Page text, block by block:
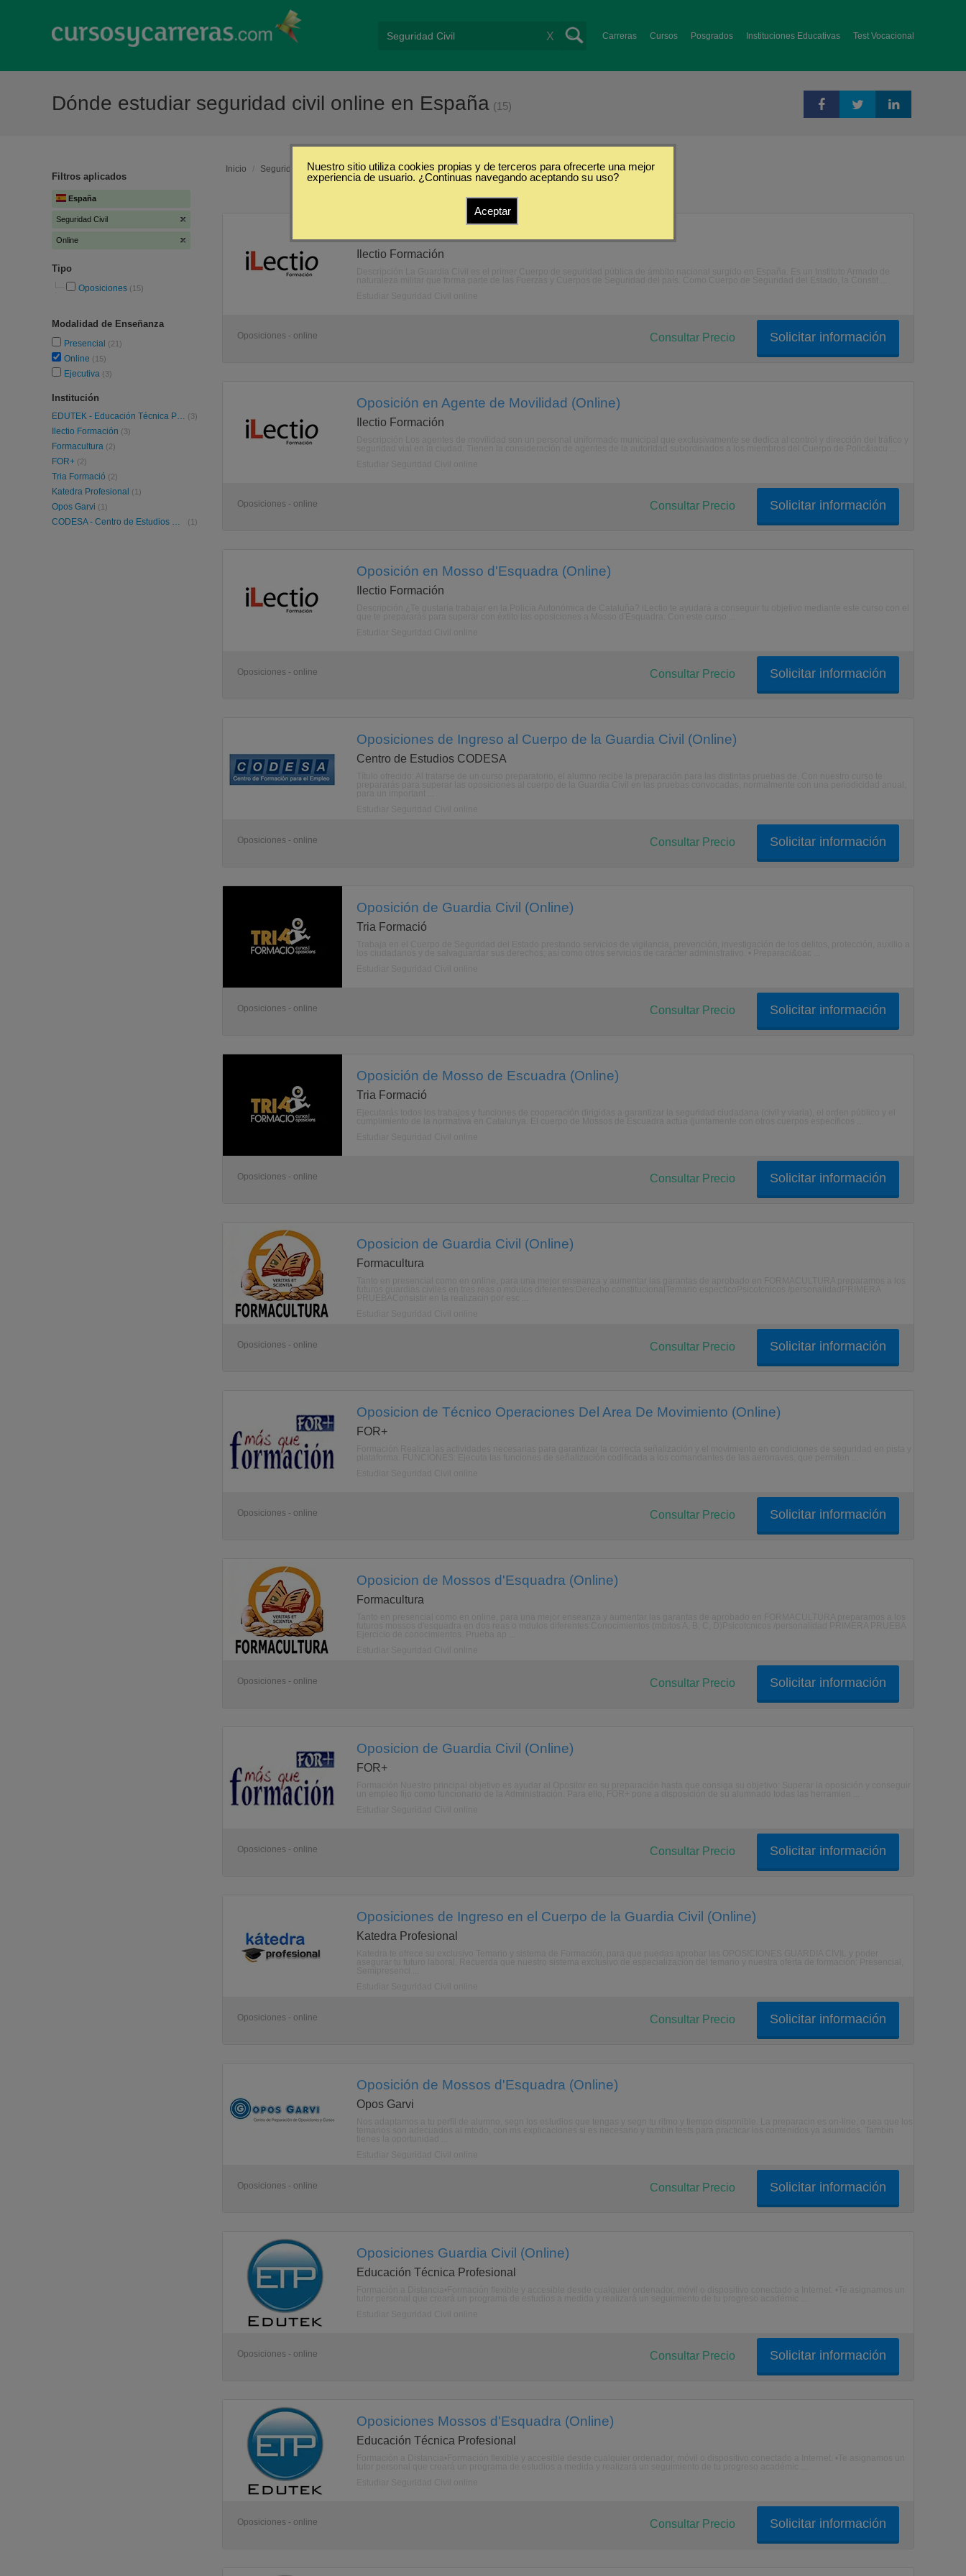
Carreras Cursos Posgrados Instituciones Educativas Test Vocacional
X
Dónde estudiar seguridad civil online en España (15)
Filtros aplicados
España
Seguridad Civil
Online
Tipo
Oposiciones (15)
Modalidad de Enseñanza
Presencial (21)
Online (15)
Ejecutiva (3)
Institución
EDUTEK - Educación Técnica Profesional (3)
Ilectio Formación (3)
Formacultura (2)
FOR+ (2)
Tria Formació (2)
Katedra Profesional (1)
Opos Garvi (1)
CODESA - Centro de Estudios CODESA (1)
Inicio / Seguridad Civil / Online
Ilectio Formación
Oposiciones - online Solicitar información
Consultar Precio
Oposición en Agente de Movilidad (Online)
Ilectio Formación
Oposiciones - online Solicitar información
Consultar Precio
Oposición en Mosso d'Esquadra (Online)
Ilectio Formación
Oposiciones - online Solicitar información
Consultar Precio
Oposiciones de Ingreso al Cuerpo de la Guardia Civil (Online)
Centro de Estudios CODESA
Oposiciones - online Solicitar información
Consultar Precio
Oposición de Guardia Civil (Online)
Tria Formació
Oposiciones - online Solicitar información
Consultar Precio
Oposición de Mosso de Escuadra (Online)
Tria Formació
Oposiciones - online Solicitar información
Consultar Precio
Oposicion de Guardia Civil (Online)
Formacultura
Oposiciones - online Solicitar información
Consultar Precio
Oposicion de Técnico Operaciones Del Area De Movimiento (Online)
FOR+
Oposiciones - online Solicitar información
Consultar Precio
Oposicion de Mossos d'Esquadra (Online)
Formacultura
Oposiciones - online Solicitar información
Consultar Precio
Oposicion de Guardia Civil (Online)
FOR+
Oposiciones - online Solicitar información
Consultar Precio
Oposiciones de Ingreso en el Cuerpo de la Guardia Civil (Online)
Katedra Profesional
Oposiciones - online Solicitar información
Consultar Precio
Oposición de Mossos d'Esquadra (Online)
Opos Garvi
Oposiciones - online Solicitar información
Consultar Precio
Oposiciones Guardia Civil (Online)
Educación Técnica Profesional
Oposiciones - online Solicitar información
Consultar Precio
Oposiciones Mossos d'Esquadra (Online)
Educación Técnica Profesional
Oposiciones - online Solicitar información
Consultar Precio
Nuestro sitio utiliza cookies propias y de terceros para ofrecerte una mejor
experiencia de usuario. ¿Continuas navegando aceptando su uso?
Aceptar